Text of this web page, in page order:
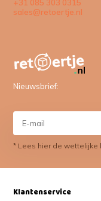
+31 085 303 0315
sales@retoertje.nl
Nieuwsbrief:
* Lees hier de wettelijke
Klantenservice